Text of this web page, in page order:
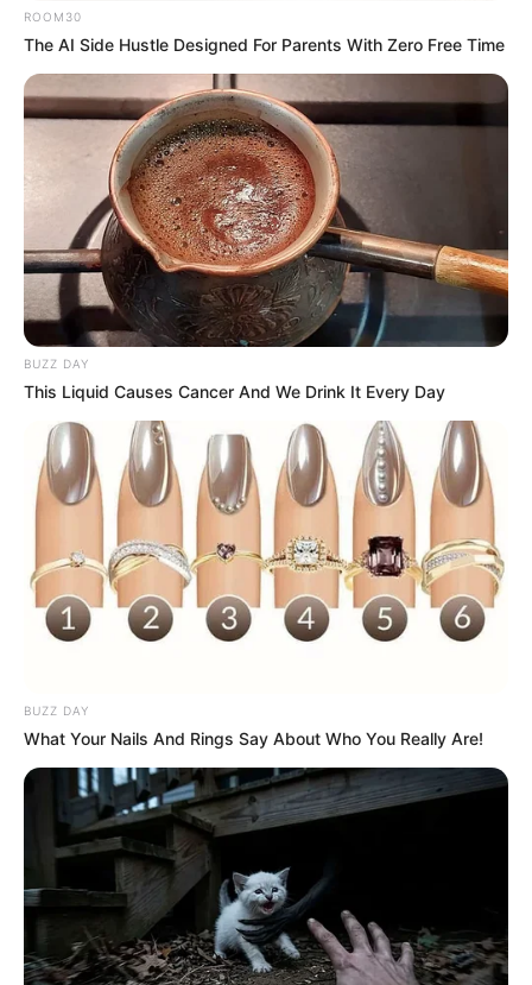
ROOM30
The AI Side Hustle Designed For Parents With Zero Free Time
BUZZ DAY
This Liquid Causes Cancer And We Drink It Every Day
BUZZ DAY
What Your Nails And Rings Say About Who You Really Are!